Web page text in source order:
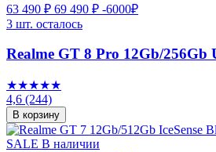
63 490 ₽ 69 490 ₽ -6000₽
3 шт. осталось
Realme GT 8 Pro 12Gb/
★★★★★
4,6 (244)
В корзину
SALE В наличии